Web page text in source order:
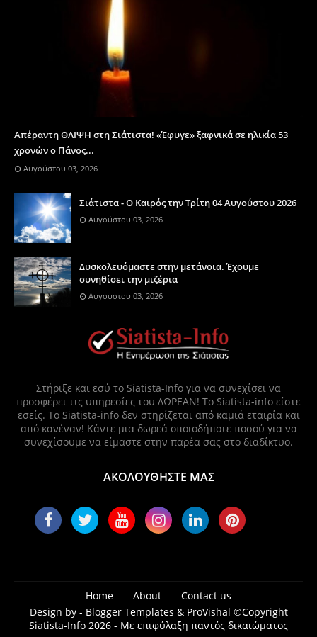
Απέραντη ΘΛΙΨΗ στη Σιάτιστα! «Έφυγε» ξαφνικά σε ηλικία 53
χρονών ο Πάνος...
Αυγούστου 03, 2026
Σιάτιστα - Ο Καιρός την Τρίτη 04 Αυγούστου 2026
Αυγούστου 03, 2026
Δυσκολευόμαστε στην μετάνοια. Έχουμε
συνηθίσει την μιζέρια
Αυγούστου 03, 2026
Στήριξε και εσύ το Siatista-Info για να συνεχίσει να
προσφέρει τις υπηρεσίες του ΔΩΡΕΑΝ! Το Siatista-info είστε
εσείς. Το Siatista-info δεν στηρίζεται από καμιά εταιρία και
από κανέναν! Κάντε μια δωρεά οποιοδήποτε ποσού για να
συνεχίσουμε να είμαστε στην παρέα σας στο διαδίκτυο.
ΑΚΟΛΟΥΘΗΣΤΕ ΜΑΣ
Home About
Contact us
Design by - Blogger Templates & ProVishal ©Copyright
Siatista-Info 2026 - Με επιφύλαξη παντός δικαιώματος